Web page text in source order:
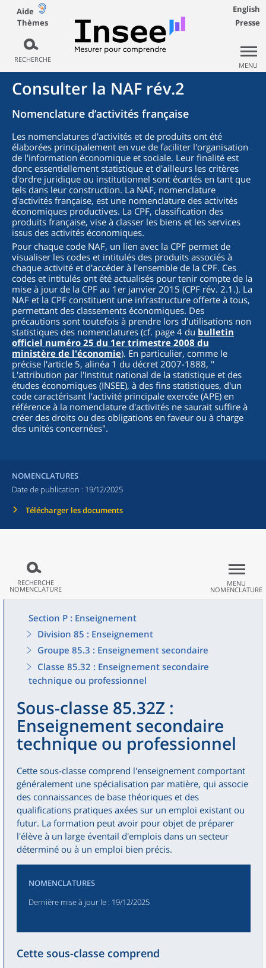
Aide
Thèmes
RECHERCHE
English
Presse
MENU
Consulter la NAF rév.2
Nomenclature d’activités française
Les nomenclatures d'activités et de produits ont été
élaborées principalement en vue de faciliter l'organisation
de l'information économique et sociale. Leur finalité est
donc essentiellement statistique et d'ailleurs les critères
d'ordre juridique ou institutionnel sont écartés en tant que
tels dans leur construction. La NAF, nomenclature
d'activités française, est une nomenclature des activités
économiques productives. La CPF, classification des
produits française, vise à classer les biens et les services
issus des activités économiques.
Pour chaque code NAF, un lien avec la CPF permet de
visualiser les codes et intitulés des produits associés à
chaque activité et d'accéder à l'ensemble de la CPF. Ces
codes et intitulés ont été actualisés pour tenir compte de la
mise à jour de la CPF au 1er janvier 2015 (CPF rév. 2.1.). La
NAF et la CPF constituent une infrastructure offerte à tous,
permettant des classements économiques. Des
précautions sont toutefois à prendre lors d'utilisations non
statistiques des nomenclatures (cf. page 4 du bulletin
officiel numéro 25 du 1er trimestre 2008 du
ministère de l'économie). En particulier, comme le
précise l'article 5, alinéa 1 du décret 2007-1888, "
L'attribution par l'Institut national de la statistique et des
études économiques (INSEE), à des fins statistiques, d'un
code caractérisant l'activité principale exercée (APE) en
référence à la nomenclature d'activités ne saurait suffire à
créer des droits ou des obligations en faveur ou à charge
des unités concernées".
NOMENCLATURES
Date de publication : 19/12/2025
Télécharger les documents
RECHERCHE
NOMENCLATURE
MENU
NOMENCLATURE
Section P : Enseignement
Division 85 : Enseignement
Groupe 85.3 : Enseignement secondaire
Classe 85.32 : Enseignement secondaire
technique ou professionnel
Sous-classe 85.32Z :
Enseignement secondaire
technique ou professionnel
Cette sous-classe comprend l'enseignement comportant
généralement une spécialisation par matière, qui associe
des connaissances de base théoriques et des
qualifications pratiques axées sur un emploi existant ou
futur. La formation peut avoir pour objet de préparer
l'élève à un large éventail d'emplois dans un secteur
déterminé ou à un emploi bien précis.
NOMENCLATURES
Dernière mise à jour le : 19/12/2025
Cette sous-classe comprend